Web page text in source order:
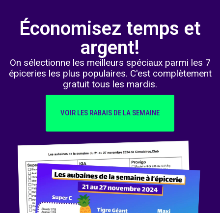
Économisez temps et
argent!
On sélectionne les meilleurs spéciaux parmi les 7
épiceries les plus populaires. C'est complètement
gratuit tous les mardis.
VOIR LES RABAIS DE LA SEMAINE